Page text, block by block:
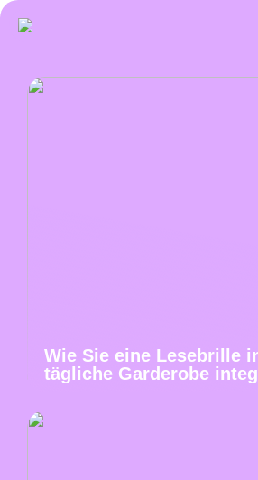
Wie Sie eine Lesebrille
tägliche Garderobe